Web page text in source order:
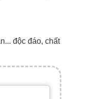
độc đáo, chất